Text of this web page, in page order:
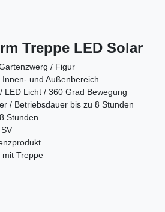
Treppe LED Solar
/ Figur
und Außenbereich
LED Licht / 360 Grad Bewegung
/ Betriebsdauer bis zu 8 Stunden
Stunden
mit Treppe